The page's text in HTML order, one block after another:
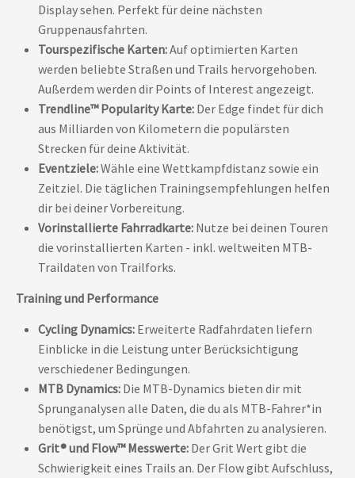
Display sehen. Perfekt für deine nächsten
Gruppenausfahrten.
Tourspezifische Karten:Auf optimierten Karten
werden beliebte Straßen und Trails hervorgehoben.
Außerdem werden dir Points of Interest angezeigt.
Trendline™ Popularity Karte: Der Edge findet für dich
aus Milliarden von Kilometern die populärsten
Strecken für deine Aktivität.
Eventziele:Wähle eine Wettkampfdistanz sowie ein
Zeitziel. Die täglichen Trainingsempfehlungen helfen
dir bei deiner Vorbereitung.
Vorinstallierte Fahrradkarte: Nutze bei deinen Touren
die vorinstallierten Karten - inkl. weltweiten MTB-
Traildaten von Trailforks.
Training und Performance
Cycling Dynamics: Erweiterte Radfahrdaten liefern
Einblicke in die Leistung unter Berücksichtigung
verschiedener Bedingungen.
MTB Dynamics: Die MTB-Dynamics bieten dir mit
Sprunganalysen alle Daten, die du als MTB-Fahrer*in
benötigst, um Sprünge und Abfahrten zu analysieren.
Grit® und Flow™ Messwerte: Der Grit Wert gibt die
Schwierigkeit eines Trails an. Der Flow gibt Aufschluss,